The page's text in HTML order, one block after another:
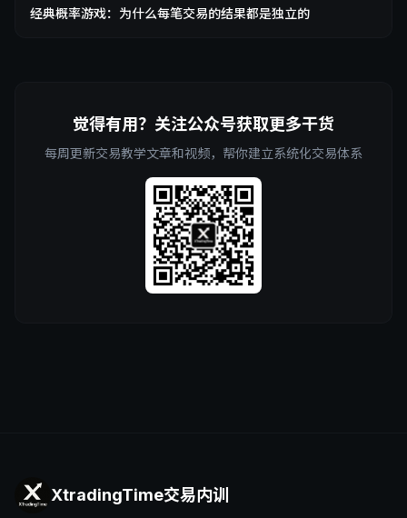
经典概率游戏：为什么每笔交易的结果都是独立的
觉得有用？关注公众号获取更多干货
每周更新交易教学文章和视频，帮你建立系统化交易体系
XtradingTime交易内训